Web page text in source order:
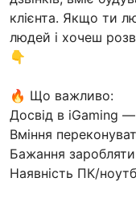
клієнта. Якщо ти
людей і хочеш
👇
🔥 Що важливо:
Досвід в iGaming
Вміння
Бажання
Наявність ПК/